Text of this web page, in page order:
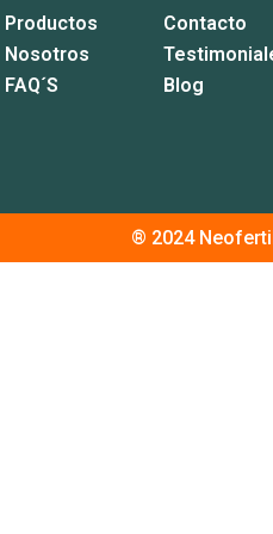
Productos
Nosotros
FAQ´s
Contacto
Blog
® 2024